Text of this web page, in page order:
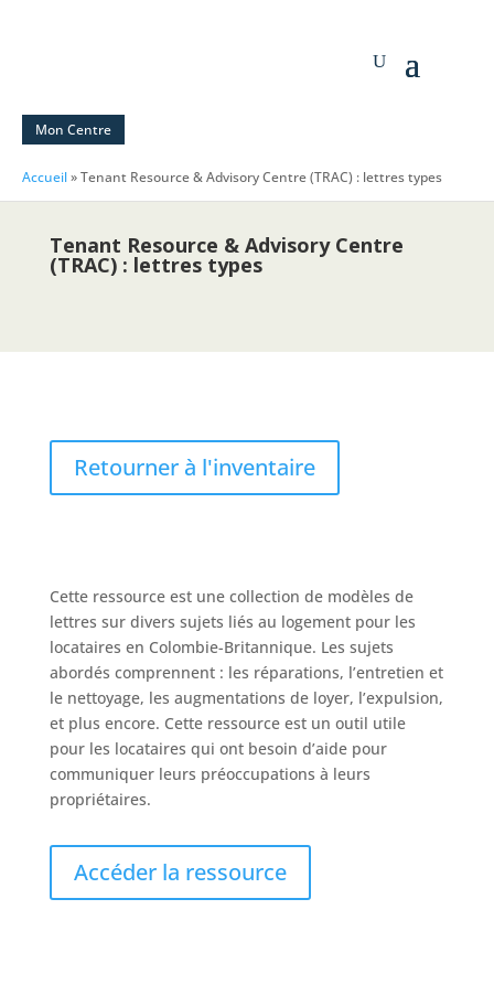
Mon Centre
Accueil»Tenant Resource & Advisory Centre (TRAC) : lettres types
Tenant Resource & Advisory Centre
(TRAC) : lettres types
Retourner à l'inventaire
Cette ressource est une collection de modèles de
lettres sur divers sujets liés au logement pour les
locataires en Colombie-Britannique. Les sujets
abordés comprennent : les réparations, l’entretien et
le nettoyage, les augmentations de loyer, l’expulsion,
et plus encore. Cette ressource est un outil utile
pour les locataires qui ont besoin d’aide pour
communiquer leurs préoccupations à leurs
propriétaires.
Accéder la ressource